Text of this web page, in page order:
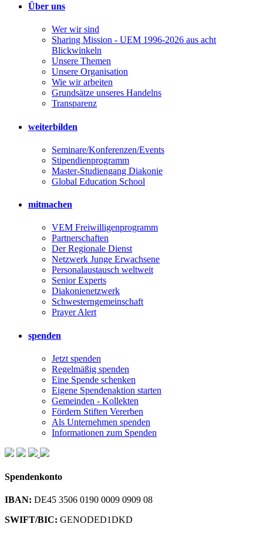
Über uns
Wer wir sind
Sharing Mission - UEM 1996-2026 aus acht
Blickwinkeln
Unsere Themen
Unsere Organisation
Wie wir arbeiten
Grundsätze unseres Handelns
Transparenz
weiterbilden
Seminare/Konferenzen/Events
Stipendienprogramm
Master-Studiengang Diakonie
Global Education School
mitmachen
VEM Freiwilligenprogramm
Partnerschaften
Der Regionale Dienst
Netzwerk Junge Erwachsene
Personalaustausch weltweit
Senior Experts
Diakonienetzwerk
Schwesterngemeinschaft
Prayer Alert
spenden
Jetzt spenden
Regelmäßig spenden
Eine Spende schenken
Eigene Spendenaktion starten
Gemeinden - Kollekten
Fördern Stiften Vererben
Als Unternehmen spenden
Informationen zum Spenden
Spendenkonto
IBAN: DE45 3506 0190 0009 0909 08
SWIFT/BIC: GENODED1DKD